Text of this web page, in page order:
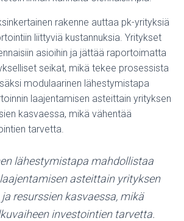
rakenne auttaa pk-yrityksiä
liittyviä kustannuksia. Yritykset
asioihin ja jättää raportoimatta
seikat, mikä tekee prosessista
modulaarinen lähestymistapa
laajentamisen asteittain yrityksen
kasvaessa, mikä vähentää
tarvetta.
lähestymistapa mahdollistaa
asteittain yrityksen
resurssien kasvaessa, mikä
investointien tarvetta.